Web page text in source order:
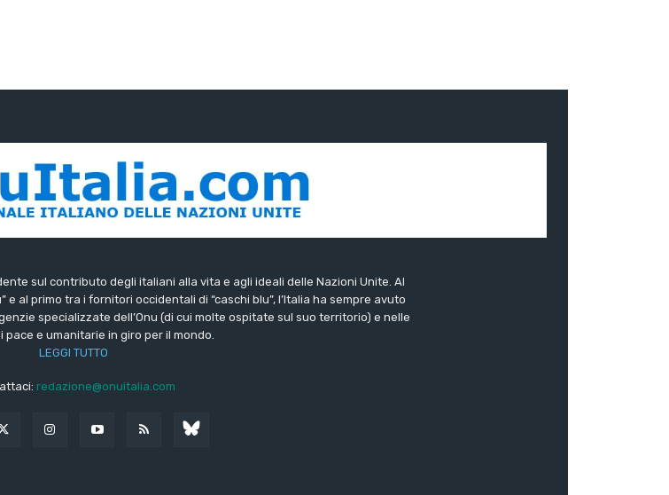
sul contributo degli italiani alla vita e agli ideali delle Nazioni Unite. Al
al primo tra i fornitori occidentali di “caschi blu”, l’Italia ha sempre avuto
specializzate dell’Onu (di cui molte ospitate sul suo territorio) e nelle
pace e umanitarie in giro per il mondo.
LEGGI TUTTO
redazione@onuitalia.com